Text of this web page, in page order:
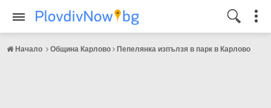
Начало Община Карлово Пепелянка изпълзя в парк в Карлово